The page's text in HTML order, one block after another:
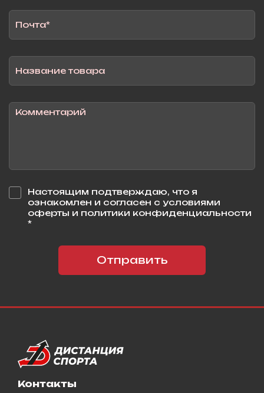
Настоящим подтверждаю, что я
ознакомлен и согласен с условиями
оферты и политики конфиденциальности
*
Отправить
Контакты